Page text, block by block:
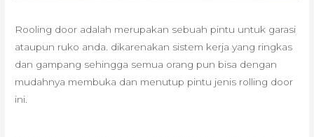
Rooling door adalah merupakan sebuah pintu untuk garasi
ataupun ruko anda. dikarenakan sistem kerja yang ringkas
dan gampang sehingga semua orang pun bisa dengan
mudahnya membuka dan menutup pintu jenis rolling door
ini.